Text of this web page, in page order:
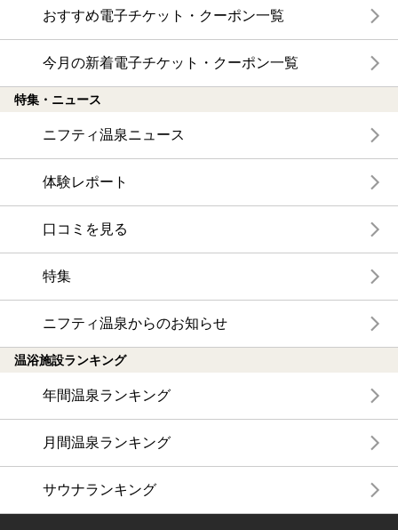
おすすめ電子チケット・クーポン一覧
今月の新着電子チケット・クーポン一覧
特集・ニュース
ニフティ温泉ニュース
体験レポート
口コミを見る
特集
ニフティ温泉からのお知らせ
温浴施設ランキング
年間温泉ランキング
月間温泉ランキング
サウナランキング